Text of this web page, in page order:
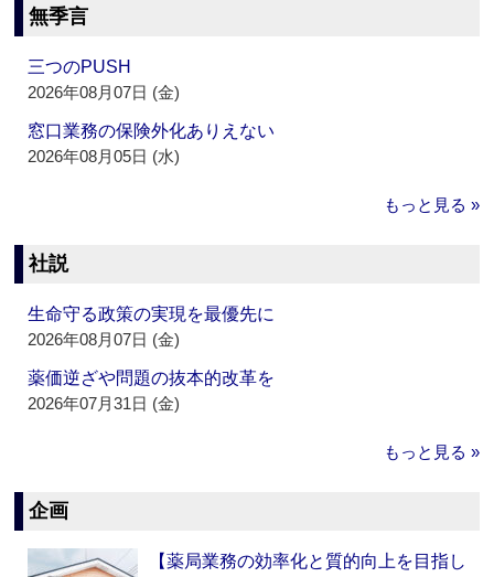
無季言
三つのPUSH
2026年08月07日 (金)
窓口業務の保険外化ありえない
2026年08月05日 (水)
もっと見る »
社説
生命守る政策の実現を最優先に
2026年08月07日 (金)
薬価逆ざや問題の抜本的改革を
2026年07月31日 (金)
もっと見る »
企画
【薬局業務の効率化と質的向上を目指し